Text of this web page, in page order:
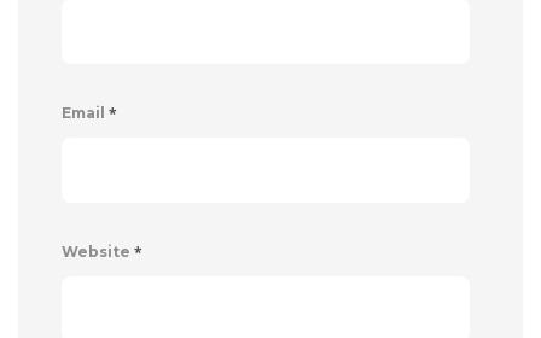
Email *
Website *